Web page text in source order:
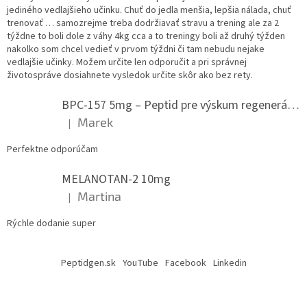
jediného vedlajšieho učinku. Chuť do jedla menšia, lepšia nálada, chuť
trenovať … samozrejme treba dodržiavať stravu a trening ale za 2
týždne to boli dole z váhy 4kg cca a to treningy boli až druhý týžden
nakolko som chcel vedieť v prvom týždni či tam nebudu nejake
vedlajšie učinky. Možem určite len odporučit a pri správnej
životospráve dosiahnete vysledok určite skôr ako bez rety.
BPC-157 5mg – Peptid pre výskum regenerácie.
Hodnotenie produktu je 5 z 5 hviezdičiek.
| Marek
Perfektne odporúčam
MELANOTAN-2 10mg
Hodnotenie produktu je 5 z 5 hviezdičiek.
| Martina
Rýchle dodanie super
Peptidgen.sk YouTube Facebook Linkedin